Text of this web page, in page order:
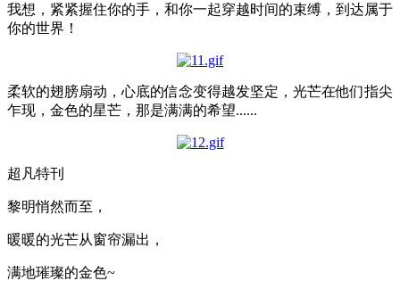
我想，紧紧握住你的手，和你一起穿越时间的束缚，到达属于
你的世界！
柔软的翅膀扇动，心底的信念变得越发坚定，光芒在他们指尖
乍现，金色的星芒，那是满满的希望......
超凡特刊
黎明悄然而至，
暖暖的光芒从窗帘漏出，
满地璀璨的金色~